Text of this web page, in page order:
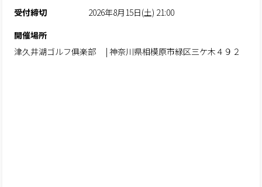
受付締切
2026年8月15日(土) 21:00
開催場所
津久井湖ゴルフ俱楽部 | 神奈川県相模原市緑区三ケ木４９２